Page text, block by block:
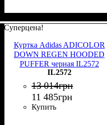
Суперцена!
Куртка Adidas ADICOLOR
DOWN REGEN HOODED
PUFFER черная IL2572
IL2572
13 014грн
11 485грн
Купить